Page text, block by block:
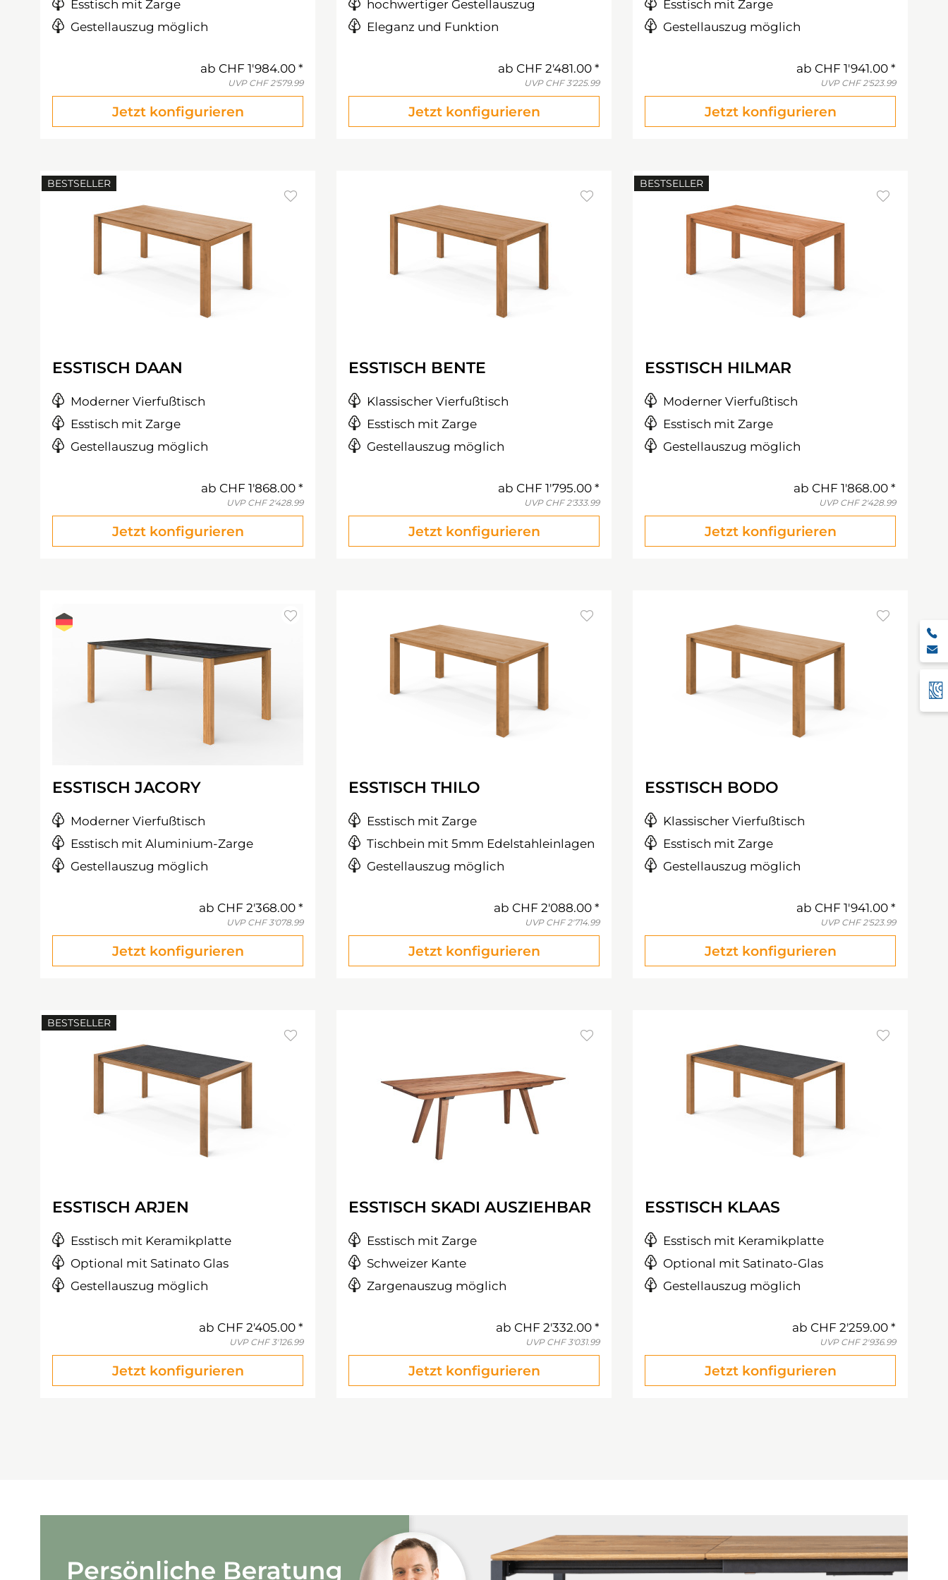
Esstisch mit Zarge
Gestellauszug möglich
ab CHF 1'984.00
UVP CHF 2'579.99
Jetzt konfigurieren
hochwertiger Gestellauszug
Eleganz und Funktion
ab CHF 2'481.00
UVP CHF 3'225.99
Jetzt konfigurieren
Esstisch mit Zarge
Gestellauszug möglich
ab CHF 1'941.00
UVP CHF 2'523.99
Jetzt konfigurieren
BESTSELLER
ESSTISCH DAAN
Moderner Vierfußtisch
Esstisch mit Zarge
Gestellauszug möglich
ab CHF 1'868.00
UVP CHF 2'428.99
Jetzt konfigurieren
ESSTISCH BENTE
Klassischer Vierfußtisch
Esstisch mit Zarge
Gestellauszug möglich
ab CHF 1'795.00
UVP CHF 2'333.99
Jetzt konfigurieren
BESTSELLER
ESSTISCH HILMAR
Moderner Vierfußtisch
Esstisch mit Zarge
Gestellauszug möglich
ab CHF 1'868.00
UVP CHF 2'428.99
Jetzt konfigurieren
ESSTISCH JACORY
Moderner Vierfußtisch
Esstisch mit Aluminium-Zarge
Gestellauszug möglich
ab CHF 2'368.00
UVP CHF 3'078.99
Jetzt konfigurieren
ESSTISCH THILO
Esstisch mit Zarge
Tischbein mit 5mm Edelstahleinlagen
Gestellauszug möglich
ab CHF 2'088.00
UVP CHF 2'714.99
Jetzt konfigurieren
ESSTISCH BODO
Klassischer Vierfußtisch
Esstisch mit Zarge
Gestellauszug möglich
ab CHF 1'941.00
UVP CHF 2'523.99
Jetzt konfigurieren
BESTSELLER
ESSTISCH ARJEN
Esstisch mit Keramikplatte
Optional mit Satinato Glas
Gestellauszug möglich
ab CHF 2'405.00
UVP CHF 3'126.99
Jetzt konfigurieren
ESSTISCH SKADI AUSZIEHBAR
Esstisch mit Zarge
Schweizer Kante
Zargenauszug möglich
ab CHF 2'332.00
UVP CHF 3'031.99
Jetzt konfigurieren
ESSTISCH KLAAS
Esstisch mit Keramikplatte
Optional mit Satinato-Glas
Gestellauszug möglich
ab CHF 2'259.00
UVP CHF 2'936.99
Jetzt konfigurieren